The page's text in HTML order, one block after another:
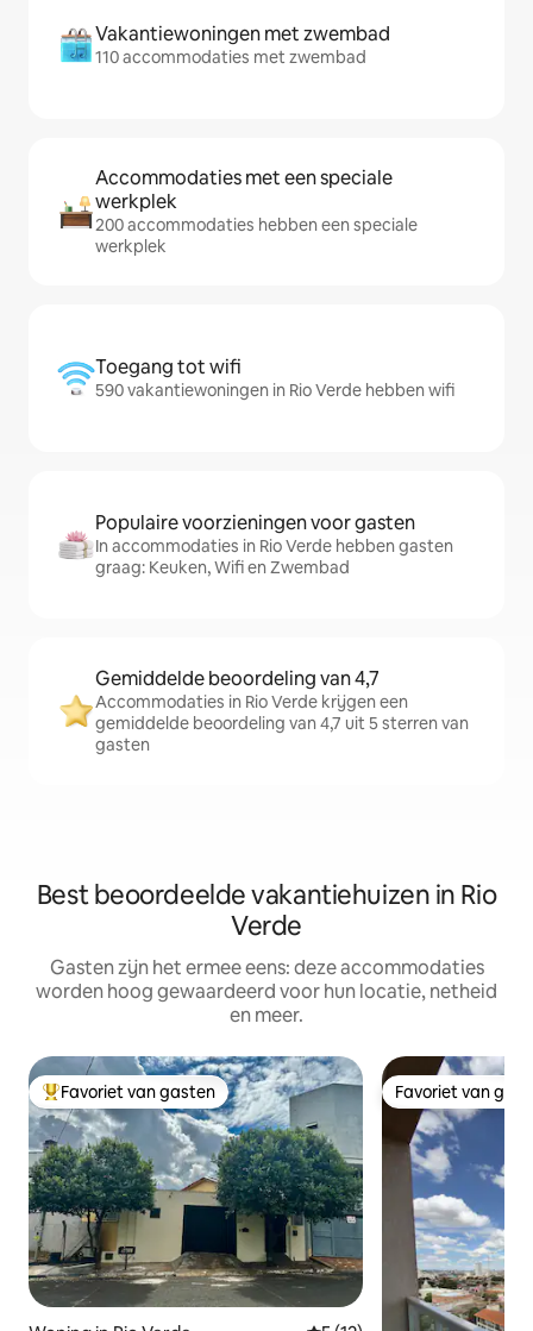
Vakantiewoningen met zwembad
110 accommodaties met zwembad
Accommodaties met een speciale
werkplek
200 accommodaties hebben een speciale
werkplek
Toegang tot wifi
590 vakantiewoningen in Rio Verde hebben wifi
Populaire voorzieningen voor gasten
In accommodaties in Rio Verde hebben gasten
graag: Keuken, Wifi en Zwembad
Gemiddelde beoordeling van 4,7
Accommodaties in Rio Verde krijgen een
gemiddelde beoordeling van 4,7 uit 5 sterren van
gasten
Best beoordeelde vakantiehuizen in Rio
Verde
Gasten zijn het ermee eens: deze accommodaties
worden hoog gewaardeerd voor hun locatie, netheid
en meer.
Topfavoriet van gasten
Favoriet van gasten Favoriet van
Favoriet van